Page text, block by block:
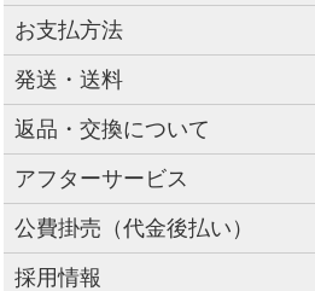
お支払方法
発送・送料
返品・交換について
アフターサービス
公費掛売（代金後払い）
採用情報